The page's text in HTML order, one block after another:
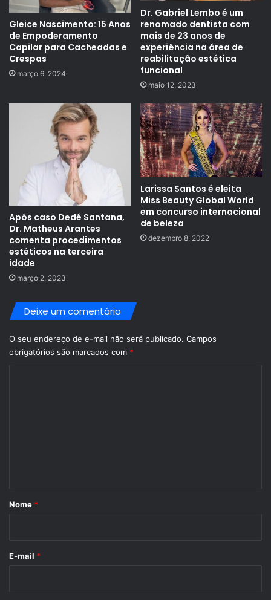
Gleice Nascimento: 15 Anos
de Empoderamento
Capilar para Cacheadas e
Crespas
março 6, 2024
Dr. Gabriel Lembo é um
renomado dentista com
mais de 23 anos de
experiência na área de
reabilitação estética
funcional
maio 12, 2023
Após caso Dedé Santana,
Dr. Matheus Arantes
comenta procedimentos
estéticos na terceira
idade
março 2, 2023
Larissa Santos é eleita
Miss Beauty Global World
em concurso internacional
de beleza
dezembro 8, 2022
Deixe um comentário
O seu endereço de e-mail não será publicado. Campos
obrigatórios são marcados com *
r
*
Nome *
E-mail *